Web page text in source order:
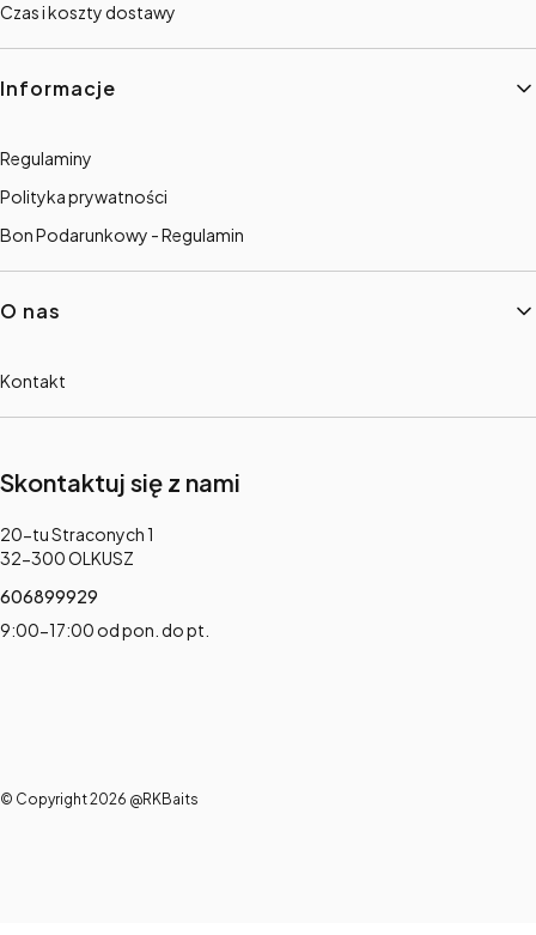
Czas i koszty dostawy
Informacje
Regulaminy
Polityka prywatności
Bon Podarunkowy - Regulamin
O nas
Kontakt
Skontaktuj się z nami
Adres:
20-tu Straconych 1
32-300 OLKUSZ
606899929
9:00-17:00 od pon. do pt.
© Copyright 2026 @RKBaits